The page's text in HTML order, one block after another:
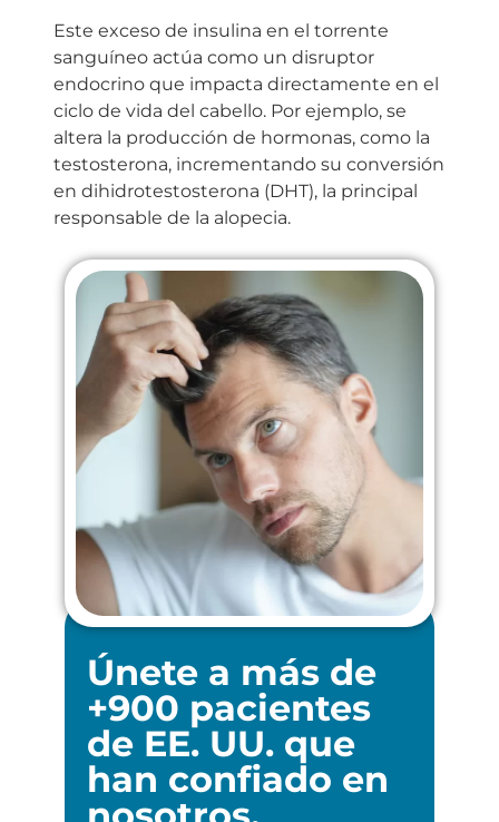
Este exceso de insulina en el torrente
sanguíneo actúa como un disruptor
endocrino que impacta directamente en el
ciclo de vida del cabello. Por ejemplo, se
altera la producción de hormonas, como la
testosterona, incrementando su conversión
en dihidrotestosterona (DHT), la principal
responsable de la alopecia.
Únete a más de
+900 pacientes
de EE. UU. que
han confiado en